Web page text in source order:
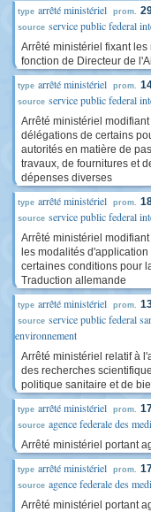
type arrêté ministériel prom.
source service public federal
Arrêté ministériel fixant
fonction de Directeur de
type arrêté ministériel prom.
source service public federal
Arrêté ministériel
délégations de certains
autorités en matière de
travaux, de fournitures et
dépenses diverses
type arrêté ministériel prom.
source service public federal
Arrêté ministériel
les modalités
certaines conditions pour
Traduction allemande
type arrêté ministériel prom.
source service public federal
environnement
Arrêté ministériel relatif à
des recherches
politique sanitaire et de
type arrêté ministériel prom.
source agence federale des
Arrêté ministériel portant
type arrêté ministériel prom.
source agence federale des
Arrêté ministériel portant